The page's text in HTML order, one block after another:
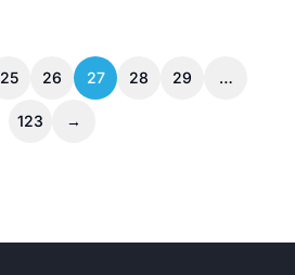
25 26 27 28 29 …
123 →